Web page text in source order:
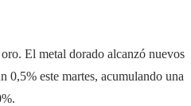
El metal dorado alcanzó nuevos
0,5% este martes, acumulando una